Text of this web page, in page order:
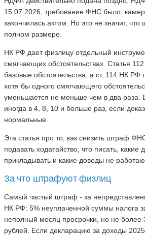
15.07.2026, требование ФНС было,
закончилась актом. Но это не значит,
полном размере.
НК РФ дает физлицу отдельный
смягчающих обстоятельствах. Статья
базовые обстоятельства, а ст. 114 НК РФ
хотя бы одного смягчающего
уменьшается не меньше чем в два раза.
иногда в 4, 8, 10 и больше раз, если
нормальные.
Эта статья про то, как снизить штраф
подавать ходатайство, что писать, какие
прикладывать и какие доводы не
За что штрафуют физлиц
Самый частый штраф - за
НК РФ: 5% неуплаченной суммы налога
неполный месяц просрочки, но не
рублей. Если декларацию за доходы